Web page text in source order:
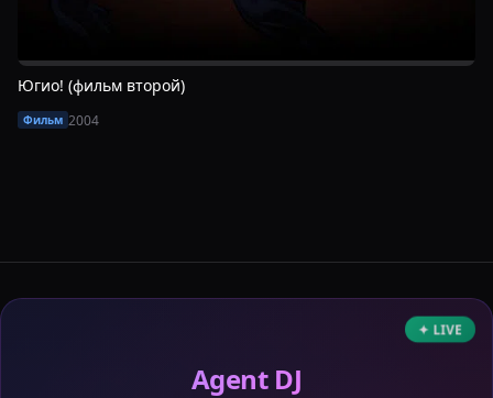
Югио! (фильм второй)
Фильм 2004
✦ LIVE
Agent DJ